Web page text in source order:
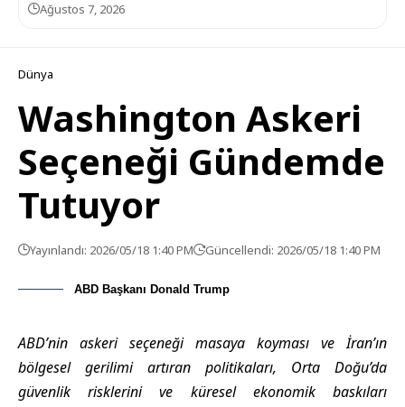
Ağustos 7, 2026
Dünya
Washington Askeri
Seçeneği Gündemde
Tutuyor
Yayınlandı: 2026/05/18 1:40 PM Güncellendi: 2026/05/18 1:40 PM
ABD Başkanı Donald Trump
ABD’nin askeri seçeneği masaya koyması ve İran’ın
bölgesel gerilimi artıran politikaları, Orta Doğu’da
güvenlik risklerini ve küresel ekonomik baskıları